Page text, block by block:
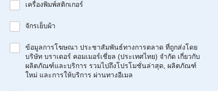
เครื่องพิมพ์สติกเกอร์
จักรเย็บผ้า
ข้อมูลการโฆษณา ประชาสัมพันธ์ทางการตลาด ที่ถูกส่งโดย
บริษัท บราเดอร์ คอมเมอร์เชี่ยล (ประเทศไทย) จำกัด เกี่ยวกับ
ผลิตภัณฑ์และบริการ รวมไปถึงโปรโมชั่นล่าสุด, ผลิตภัณฑ์
ใหม่ และการให้บริการ ผ่านทางอีเมล